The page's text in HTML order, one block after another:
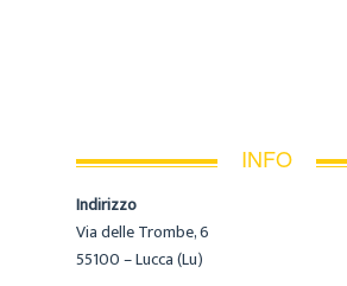
INFO
Indirizzo
Via delle Trombe, 6
55100 – Lucca (Lu)